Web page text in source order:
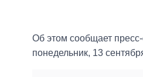
Об этом сообщает
понедельник, 13